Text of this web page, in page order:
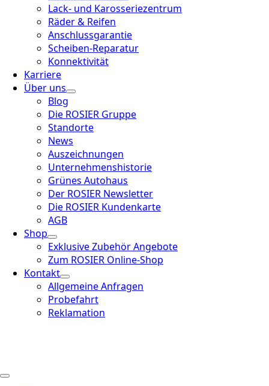
Lack- und Karosseriezentrum
Räder & Reifen
Anschlussgarantie
Scheiben-Reparatur
Konnektivität
Karriere
Über uns
Blog
Die ROSIER Gruppe
Standorte
News
Auszeichnungen
Unternehmenshistorie
Grünes Autohaus
Der ROSIER Newsletter
Die ROSIER Kundenkarte
AGB
Shop
Exklusive Zubehör Angebote
Zum ROSIER Online-Shop
Kontakt
Allgemeine Anfragen
Probefahrt
Reklamation